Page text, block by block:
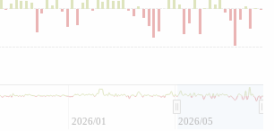
2026/01 2026/05